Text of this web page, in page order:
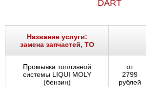
DART
Название услуги:
замена запчастей, ТО
Промывка топливной
системы LIQUI MOLY
(бензин)
от
2799
рублей